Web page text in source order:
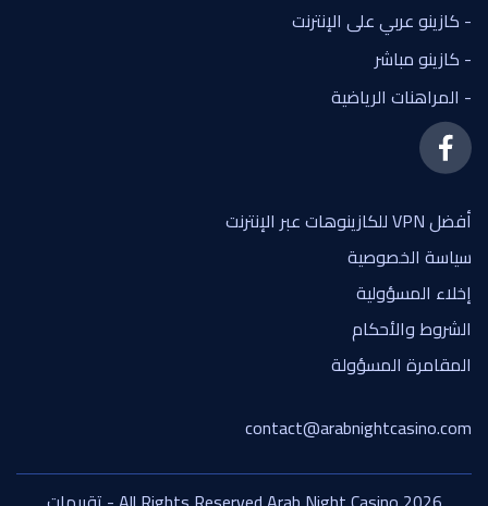
- كازينو عربي على الإنترنت
- كازينو مباشر
- المراهنات الرياضية
أفضل VPN للكازينوهات عبر الإنترنت
سياسة الخصوصية
إخلاء المسؤولية
الشروط والأحكام
المقامرة المسؤولة
contact@arabnightcasino.com